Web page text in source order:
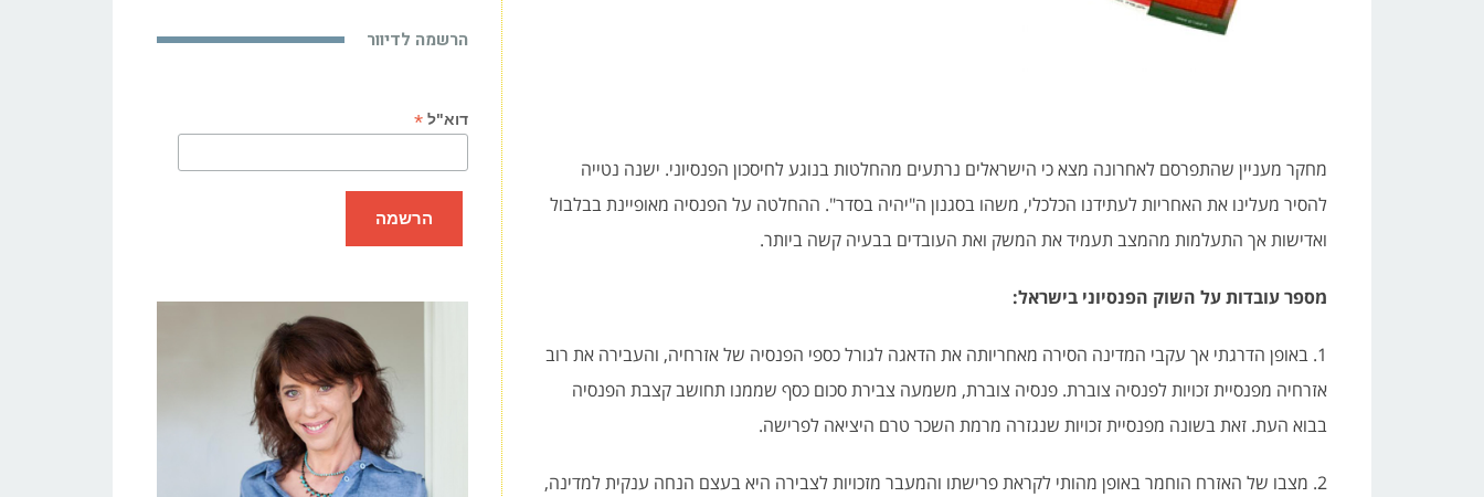
מחקר מעניין שהתפרסם לאחרונה מצא כי הישראלים נרתעים מהחלטות בנוגע לחיסכון הפנסיוני. ישנה נטייה
להסיר מעלינו את האחריות לעתידנו הכלכלי, משהו בסגנון ה"יהיה בסדר". ההחלטה על הפנסיה מאופיינת בבלבול
ואדישות אך התעלמות מהמצב תעמיד את המשק ואת העובדים בבעיה קשה ביותר.
מספר עובדות על השוק הפנסיוני בישראל:
1. באופן הדרגתי אך עקבי המדינה הסירה מאחריותה את הדאגה לגורל כספי הפנסיה של אזרחיה, והעבירה את רוב
אזרחיה מפנסיית זכויות לפנסיה צוברת. פנסיה צוברת, משמעה צבירת סכום כסף שממנו תחושב קצבת הפנסיה
בבוא העת. זאת בשונה מפנסיית זכויות שנגזרה מרמת השכר טרם היציאה לפרישה.
2. מצבו של האזרח הוחמר באופן מהותי לקראת פרישתו והמעבר מזכויות לצבירה היא בעצם הנחה ענקית למדינה,
הרשמה לדיוור
דוא"ל *